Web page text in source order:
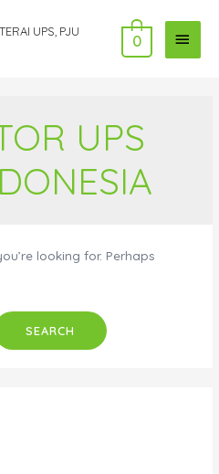
UPS, PJU
MAIN
0
UPS
looking for. Perhaps